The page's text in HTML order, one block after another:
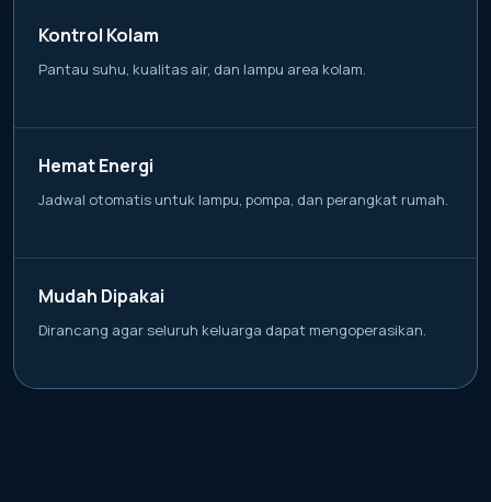
Kontrol Kolam
Pantau suhu, kualitas air, dan lampu area kolam.
Hemat Energi
Jadwal otomatis untuk lampu, pompa, dan perangkat rumah.
Mudah Dipakai
Dirancang agar seluruh keluarga dapat mengoperasikan.